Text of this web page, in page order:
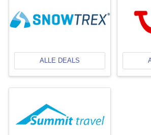
ALLE DEALS